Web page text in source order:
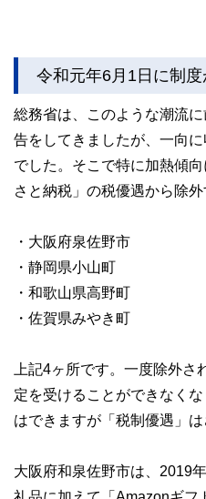
令和元年6月1日に制
総務省は、このような潮流
告をしてきましたが、一向
でした。そこで特に加熱傾
さと納税」の税優遇から除外
・大阪府泉佐野市
・静岡県小山町
・和歌山県高野町
・佐賀県みやき町
上記4ヶ所です。一度除外
定を受けることができなく
はできますが「税制優遇」は
大阪府和泉佐野市は、2019
礼品に加えて「Amazonギフ